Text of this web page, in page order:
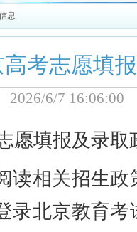
息
高考志愿填
2026/6/7 16:06:00
愿填报及录取
相关招生政
录北京教育